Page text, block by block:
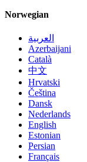
Norwegian
العربية
Azerbaijani
Català
中文
Hrvatski
Čeština
Dansk
Nederlands
English
Estonian
Persian
Français